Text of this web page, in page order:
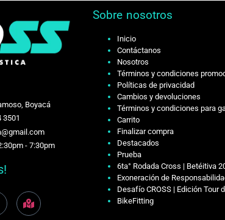
Boyacá
3501
- 7:30pm
Sobre nosotros
Inicio
Contáctanos
Nosotros
Términos y condiciones
Políticas de privacidad
Cambios y devoluciones
Términos y condiciones para
Carrito
Finalizar compra
Destacados
Prueba
6ta° Rodada Cross | Betéitiva
Exoneración de
Desafío CROSS | Edición Tour
BikeFitting